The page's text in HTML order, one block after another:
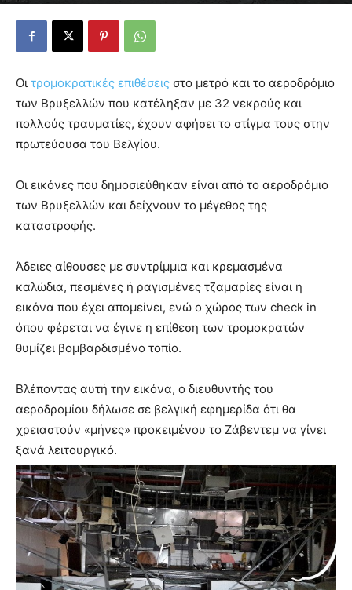
Οι τρομοκρατικές επιθέσεις στο μετρό και το αεροδρόμιο
των Βρυξελλών που κατέληξαν με 32 νεκρούς και
πολλούς τραυματίες, έχουν αφήσει το στίγμα τους στην
πρωτεύουσα του Βελγίου.
Οι εικόνες που δημοσιεύθηκαν είναι από το αεροδρόμιο
των Βρυξελλών και δείχνουν το μέγεθος της
καταστροφής.
Άδειες αίθουσες με συντρίμμια και κρεμασμένα
καλώδια, πεσμένες ή ραγισμένες τζαμαρίες είναι η
εικόνα που έχει απομείνει, ενώ ο χώρος των check in
όπου φέρεται να έγινε η επίθεση των τρομοκρατών
θυμίζει βομβαρδισμένο τοπίο.
Βλέποντας αυτή την εικόνα, ο διευθυντής του
αεροδρομίου δήλωσε σε βελγική εφημερίδα ότι θα
χρειαστούν «μήνες» προκειμένου το Ζάβεντεμ να γίνει
ξανά λειτουργικό.